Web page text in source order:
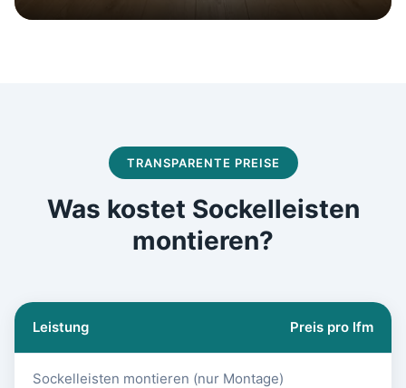
TRANSPARENTE PREISE
Was kostet Sockelleisten
montieren?
Leistung Preis pro lfm
Sockelleisten montieren (nur Montage)